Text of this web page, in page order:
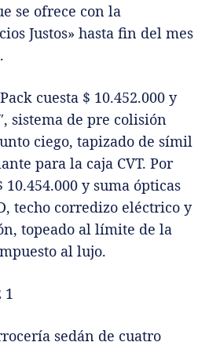
se ofrece con la
Justos» hasta fin del mes
cuesta $ 10.452.000 y
sistema de pre colisión
ciego, tapizado de símil
para la caja CVT. Por
y suma ópticas
techo corredizo eléctrico y
topeado al límite de la
al lujo.
sedán de cuatro